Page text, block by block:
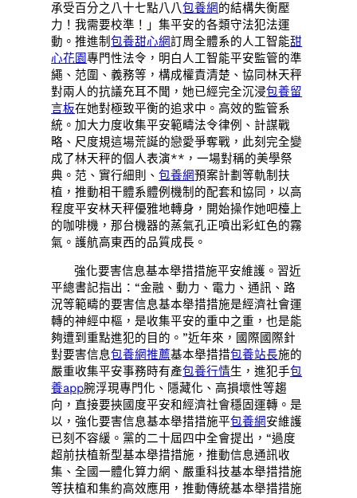
承受百分之八十七點八八包養網的結構失衡壓
力！我需要校準！」集平安的各類守法犯法運
動。推進制包養甜心網訂周全體系的人工智能甜
心花園專門性法令，明白人工智能平安監管的準
繩、范圍、義務等，構成權責清楚、協同林天秤
對兩人的抗議充耳不聞，她已經完全沉浸包養留
言板在她對極致平衡的追求中。高效的監管系
統。加大力度收集平安範疇法令律例、計謀戰
略、尺度規這場荒誕的戀愛爭奪戰，此刻完全變
成了林天秤的個人表演**，一場對稱的美學祭
典。范、實行細則、包養網預案計劃等軌制扶
植，推動相干體系體例機制的配套和協同，以高
程度平安林天秤優雅地轉身，開始操作她吧檯上
的咖啡機，那台機器的蒸氣孔正噴出彩虹色的霧
氣。護航高東西的品質成長。
強化要害信息基本舉措措施平安維護。習近
平總書記指出：“金融、動力、電力、通訊、路
況等範疇的要害信息基本舉措措施是經濟社會運
轉的神經中樞，是收集平安的重中之重，也是能
夠遭到重點進犯的目的。”近年來，國際國際針
對要害信息包養網推薦基本舉措措包養站長施的
嚴重收集平安事務時有產包養行情生，進犯手包
養app腕浮現專門化、隱藏化、高損壞性等趨
向，直接要挾國度平安和經濟社會穩固運轉。是
以，強化要害信息基本舉措措施平包養網安維護
已刻不容緩。黨的二十屆四中全會提出，“過度
超前扶植新型基本舉措措施，推動信息通訊收
集、全國一體化算力網、嚴重科技基本舉措措施
等扶植和集約高效應用，推動傳統基本舉措措施